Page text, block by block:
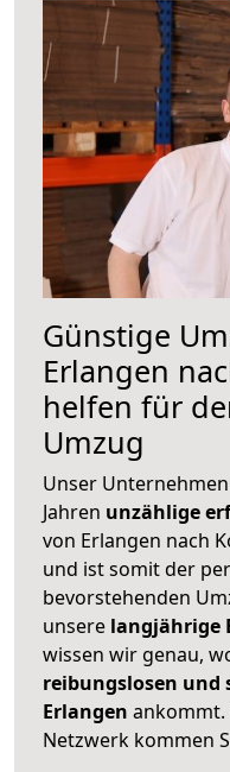
Günstige
Erlangen
helfen für
Umzug
Unser
Jahren unzählige
von Erlangen nach
und ist somit der
bevorstehenden
unsere langjährige
wissen wir genau,
reibungslosen und
Erlangen ankommt.
Netzwerk kommen